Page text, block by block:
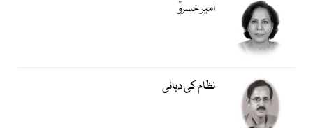
امیر خسروؒ
نظام کی دہائی